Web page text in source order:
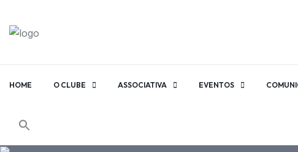
HOME O CLUBE ASSOCIATIVA EVENTOS